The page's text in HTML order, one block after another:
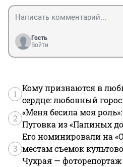
Гость
Войти
1
Кому признаются в
сердце: любовный
2
«Меня бесила моя
Пуговка из «Папиных
3
Его номинировали на
местам съемок
Чухрая — фоторепортаж